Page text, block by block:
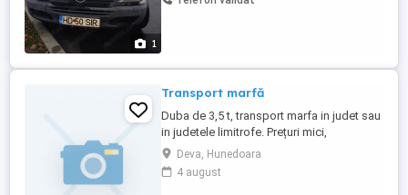
1
Transport marfă
Duba de 3,5 t, transport marfa in judet sau
in judetele limitrofe. Prețuri mici,
negociabile. Contact la telefon, .
Deva, Hunedoara
4 august